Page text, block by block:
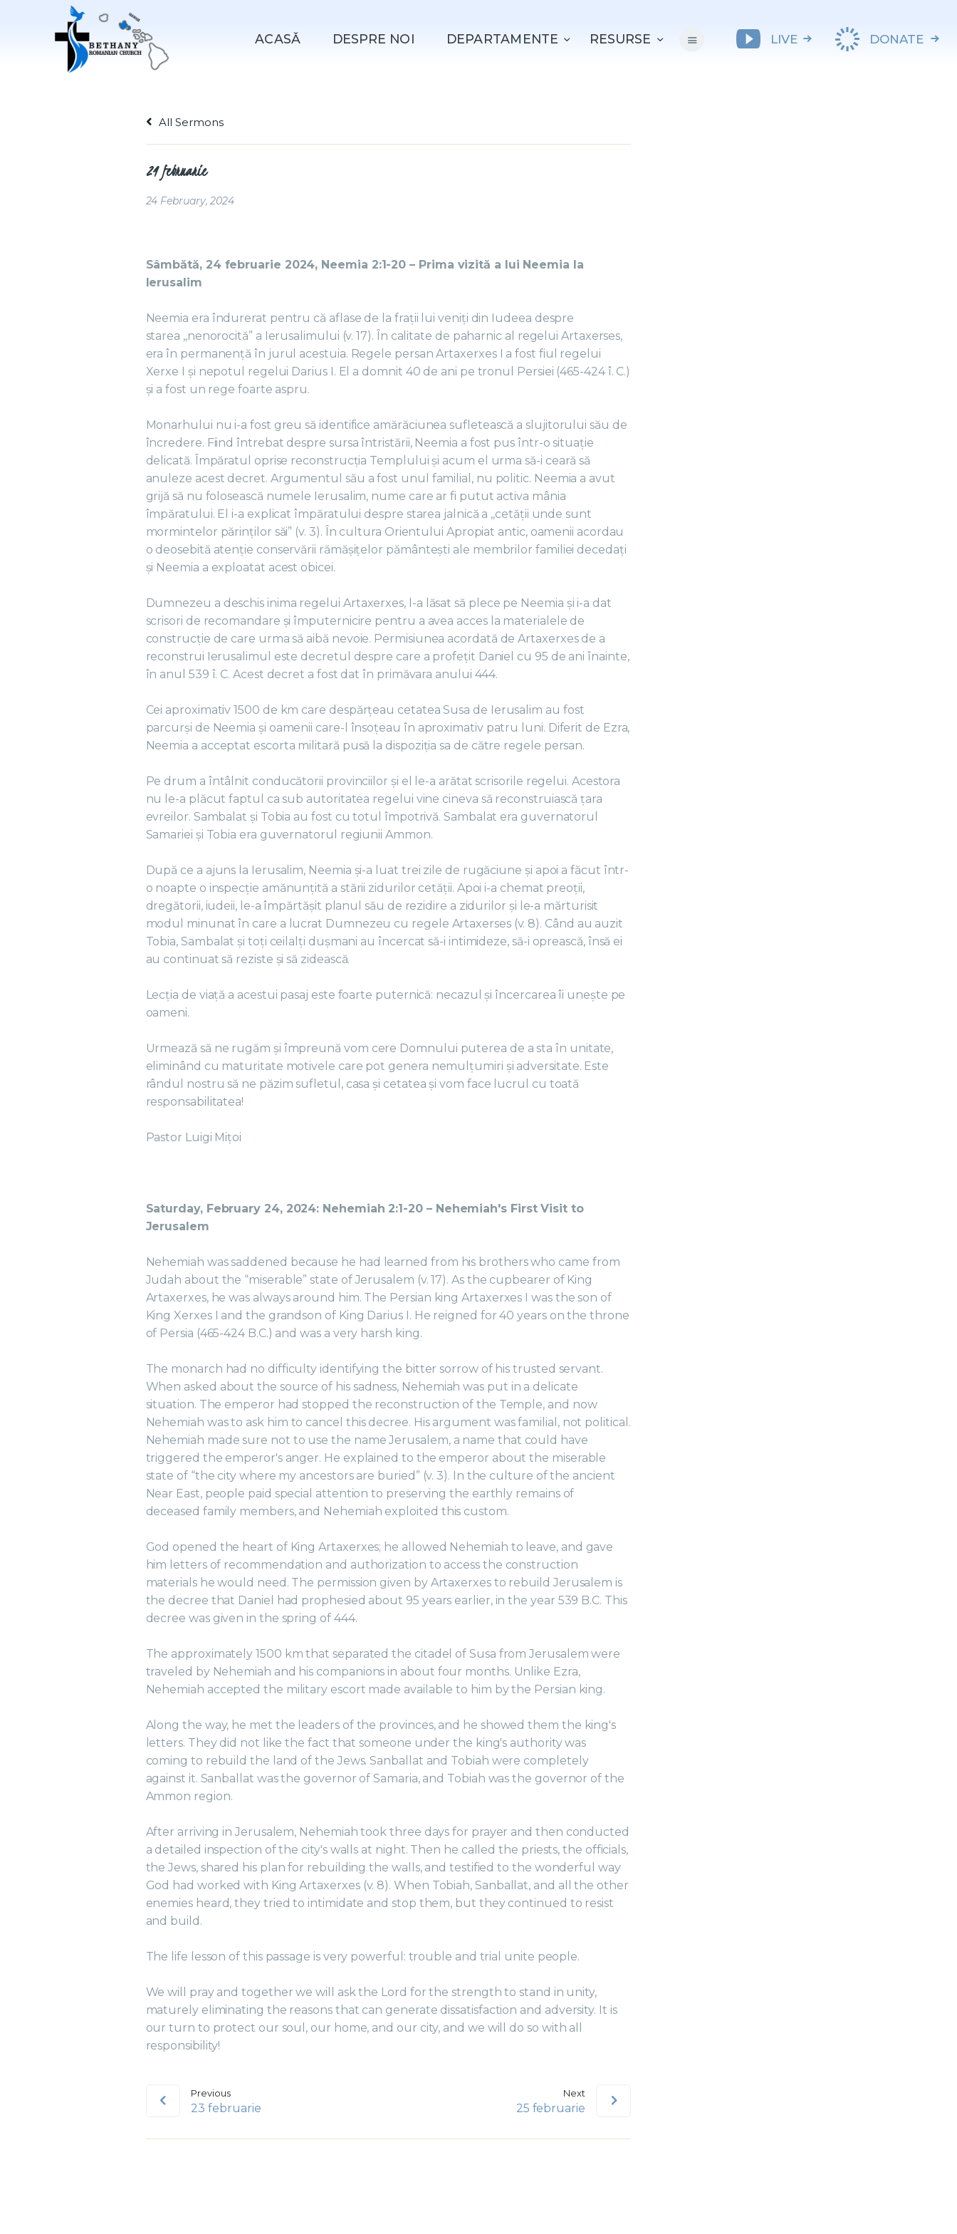
ACASǍ DESPRE NOI DEPARTAMENTE RESURSE LIVE DONATE
DESPRE NOI
EVENIMENTE
All Sermons
24 februarie
24 February, 2024
Sâmbătă, 24 februarie 2024, Neemia 2:1-20 – Prima vizită a lui Neemia la
Ierusalim
Neemia era îndurerat pentru că aflase de la frații lui veniți din Iudeea despre
starea ,,nenorocită” a Ierusalimului (v. 17). În calitate de paharnic al regelui Artaxerses,
era în permanență în jurul acestuia. Regele persan Artaxerxes I a fost fiul regelui
Xerxe I și nepotul regelui Darius I. El a domnit 40 de ani pe tronul Persiei (465-424 î. C.)
și a fost un rege foarte aspru.
Monarhului nu i-a fost greu să identifice amărăciunea sufletească a slujitorului său de
încredere. Fiind întrebat despre sursa întristării, Neemia a fost pus într-o situație
delicată. Împăratul oprise reconstrucția Templului și acum el urma să-i ceară să
anuleze acest decret. Argumentul său a fost unul familial, nu politic. Neemia a avut
grijă să nu folosească numele Ierusalim, nume care ar fi putut activa mânia
împăratului. El i-a explicat împăratului despre starea jalnică a ,,cetății unde sunt
mormintelor părinților săi” (v. 3). În cultura Orientului Apropiat antic, oamenii acordau
o deosebită atenție conservării rămășițelor pământești ale membrilor familiei decedați
și Neemia a exploatat acest obicei.
Dumnezeu a deschis inima regelui Artaxerxes, l-a lăsat să plece pe Neemia și i-a dat
scrisori de recomandare și împuternicire pentru a avea acces la materialele de
construcție de care urma să aibă nevoie. Permisiunea acordată de Artaxerxes de a
reconstrui Ierusalimul este decretul despre care a profețit Daniel cu 95 de ani înainte,
în anul 539 î. C. Acest decret a fost dat în primăvara anului 444.
Cei aproximativ 1500 de km care despărțeau cetatea Susa de Ierusalim au fost
parcurși de Neemia și oamenii care-l însoțeau în aproximativ patru luni. Diferit de Ezra,
Neemia a acceptat escorta militară pusă la dispoziția sa de către regele persan.
Pe drum a întâlnit conducătorii provinciilor și el le-a arătat scrisorile regelui. Acestora
nu le-a plăcut faptul ca sub autoritatea regelui vine cineva să reconstruiască țara
evreilor. Sambalat și Tobia au fost cu totul împotrivă. Sambalat era guvernatorul
Samariei și Tobia era guvernatorul regiunii Ammon.
După ce a ajuns la Ierusalim, Neemia și-a luat trei zile de rugăciune și apoi a făcut într-
o noapte o inspecție amănunțită a stării zidurilor cetății. Apoi i-a chemat preoții,
dregătorii, iudeii, le-a împărtășit planul său de rezidire a zidurilor și le-a mărturisit
modul minunat în care a lucrat Dumnezeu cu regele Artaxerses (v. 8). Când au auzit
Tobia, Sambalat și toți ceilalți dușmani au încercat să-i intimideze, să-i oprească, însă ei
au continuat să reziste și să zidească.
Lecția de viață a acestui pasaj este foarte puternică: necazul și încercarea îi unește pe
oameni.
Urmează să ne rugăm și împreună vom cere Domnului puterea de a sta în unitate,
eliminând cu maturitate motivele care pot genera nemulțumiri și adversitate. Este
rândul nostru să ne păzim sufletul, casa și cetatea și vom face lucrul cu toată
responsabilitatea!
Pastor Luigi Mițoi
Saturday, February 24, 2024: Nehemiah 2:1-20 – Nehemiah's First Visit to
Jerusalem
Nehemiah was saddened because he had learned from his brothers who came from
Judah about the “miserable” state of Jerusalem (v. 17). As the cupbearer of King
Artaxerxes, he was always around him. The Persian king Artaxerxes I was the son of
King Xerxes I and the grandson of King Darius I. He reigned for 40 years on the throne
of Persia (465-424 B.C.) and was a very harsh king.
The monarch had no difficulty identifying the bitter sorrow of his trusted servant.
When asked about the source of his sadness, Nehemiah was put in a delicate
situation. The emperor had stopped the reconstruction of the Temple, and now
Nehemiah was to ask him to cancel this decree. His argument was familial, not political.
Nehemiah made sure not to use the name Jerusalem, a name that could have
triggered the emperor's anger. He explained to the emperor about the miserable
state of “the city where my ancestors are buried” (v. 3). In the culture of the ancient
Near East, people paid special attention to preserving the earthly remains of
deceased family members, and Nehemiah exploited this custom.
God opened the heart of King Artaxerxes; he allowed Nehemiah to leave, and gave
him letters of recommendation and authorization to access the construction
materials he would need. The permission given by Artaxerxes to rebuild Jerusalem is
the decree that Daniel had prophesied about 95 years earlier, in the year 539 B.C. This
decree was given in the spring of 444.
The approximately 1500 km that separated the citadel of Susa from Jerusalem were
traveled by Nehemiah and his companions in about four months. Unlike Ezra,
Nehemiah accepted the military escort made available to him by the Persian king.
Along the way, he met the leaders of the provinces, and he showed them the king's
letters. They did not like the fact that someone under the king's authority was
coming to rebuild the land of the Jews. Sanballat and Tobiah were completely
against it. Sanballat was the governor of Samaria, and Tobiah was the governor of the
Ammon region.
After arriving in Jerusalem, Nehemiah took three days for prayer and then conducted
a detailed inspection of the city's walls at night. Then he called the priests, the officials,
the Jews, shared his plan for rebuilding the walls, and testified to the wonderful way
God had worked with King Artaxerxes (v. 8). When Tobiah, Sanballat, and all the other
enemies heard, they tried to intimidate and stop them, but they continued to resist
and build.
The life lesson of this passage is very powerful: trouble and trial unite people.
We will pray and together we will ask the Lord for the strength to stand in unity,
maturely eliminating the reasons that can generate dissatisfaction and adversity. It is
our turn to protect our soul, our home, and our city, and we will do so with all
responsibility!
Previous
23 februarie
Next
25 februarie